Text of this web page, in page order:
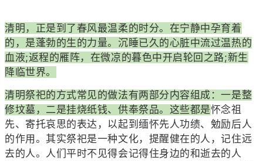
清明，正是到了春风最温柔的时分。在宁静中孕育着
的，是蓬勃的生的力量。沉睡已久的心脏中流过温热的
血液;返程的雁阵，在微凉的暮色中开启轮回之路;新生
降临世界。
清明祭祀的方式常见的做法有两部分内容组成：一是整
修坟墓，二是挂烧纸钱、供奉祭品。这些都是怀念祖
先、寄托哀思的表达，以起到缅怀先人功绩、勉励后人
的作用。其实祭祀是一种文化，提醒健在的人，记住远
去的人。人们平时不见得会记得住身边的和逝去的人